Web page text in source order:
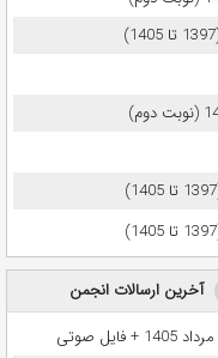
آخرین ارسالات انجمن